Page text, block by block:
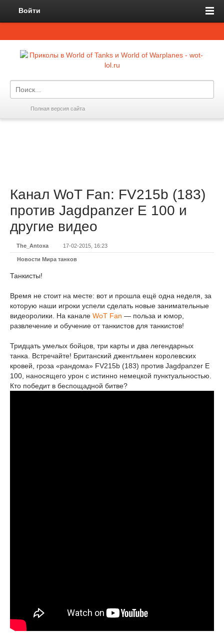
Войти
Полная версия сайта
Канал WoT Fan: FV215b (183)
против Jagdpanzer E 100 и
другие видео
The_Antoxa 17-02-2015, 16:23
Новости Мира танков
Танкисты!
Время не стоит на месте: вот и прошла ещё одна неделя, за
которую наши игроки успели сделать новые занимательные
видеоролики. На канале WoT Fan — польза и юмор,
развлечение и обучение от танкистов для танкистов!
Тридцать умелых бойцов, три карты и два легендарных
танка. Встречайте! Британский джентльмен королевских
кровей, гроза «рандома» FV215b (183) против Jagdpanzer E
100, наносящего урон с истинно немецкой пунктуальностью.
Кто победит в беспощадной битве?